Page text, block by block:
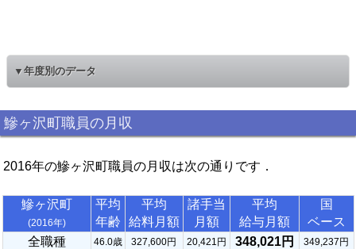
▼年度別のデータ
鰺ヶ沢町職員の月収
2016年の鰺ヶ沢町職員の月収は次の通りです．
鰺ヶ沢町
(2016年)
平均
年齢
平均
給料月額
諸手当
月額
平均
給与月額
国
ベース
全職種
46.0歳 327,600円 20,421円 348,021円 349,237円